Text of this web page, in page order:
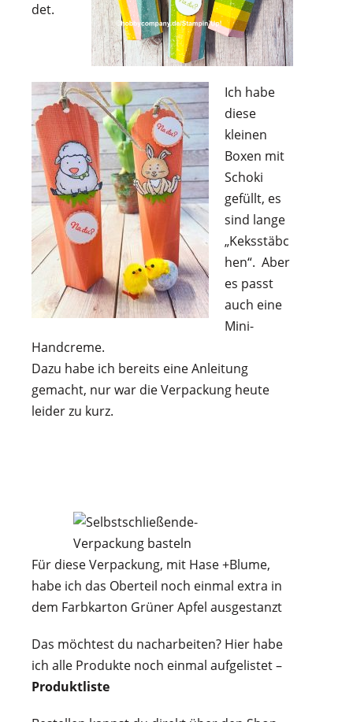
det.
Ich habe
diese
kleinen
Boxen mit
Schoki
gefüllt, es
sind lange
„Keksstäbc
hen“. Aber
es passt
auch eine
Mini-
Handcreme.
Dazu habe ich bereits eine Anleitung
gemacht, nur war die Verpackung heute
leider zu kurz.
Für diese Verpackung, mit Hase +Blume,
habe ich das Oberteil noch einmal extra in
dem Farbkarton Grüner Apfel ausgestanzt
Das möchtest du nacharbeiten? Hier habe
ich alle Produkte noch einmal aufgelistet –
Produktliste